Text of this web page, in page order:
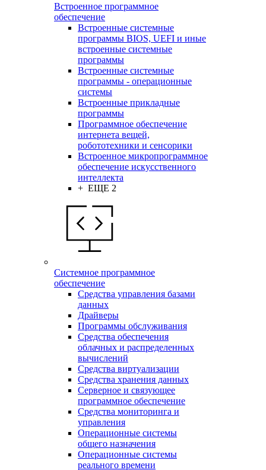
Встроенное программное
обеспечение
Встроенные системные
программы BIOS, UEFI и иные
встроенные системные
программы
Встроенные системные
программы - операционные
системы
Встроенные прикладные
программы
Программное обеспечение
интернета вещей,
робототехники и сенсорики
Встроенное микропрограммное
обеспечение искусственного
интеллекта
+ ЕЩЕ 2
Системное программное
обеспечение
Средства управления базами
данных
Драйверы
Программы обслуживания
Средства обеспечения
облачных и распределенных
вычислений
Средства виртуализации
Средства хранения данных
Серверное и связующее
программное обеспечение
Средства мониторинга и
управления
Операционные системы
общего назначения
Операционные системы
реального времени